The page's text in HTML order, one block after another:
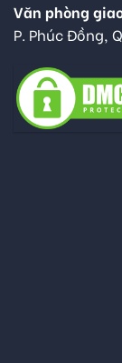
Văn phòng
P. Phúc Đồng,